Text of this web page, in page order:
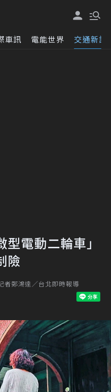
車訊 電能世界 交通新訊
電動二輪車」
險
者鄭鴻達／台北即時報導